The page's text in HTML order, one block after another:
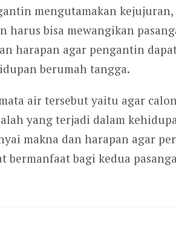
mengutamakan
harus bisa mewangikan
harapan agar pengantin
berumah tangga.
air tersebut yaitu agar
yang terjadi dalam
makna dan harapan agar
bermanfaat bagi kedua